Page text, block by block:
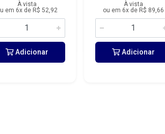
À vista
em 6x de R$ 52,92
Adicionar
À vista
ou em 6x de R$ 89,66
Adicionar